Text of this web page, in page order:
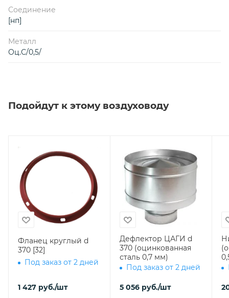
Соединение
[нп]
Металл
Оц.С/0,5/
Подойдут к этому воздуховоду
Фланец круглый d
370 [32]
Под заказ от 2 дней
1 427 руб./шт
Дефлектор ЦАГИ d
370 (оцинкованная
сталь 0,7 мм)
Под заказ от 2 дней
5 056 руб./шт